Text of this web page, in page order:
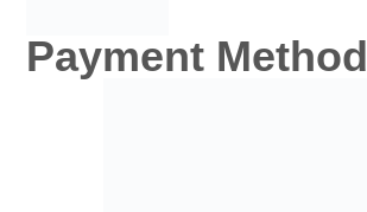
Payment Method